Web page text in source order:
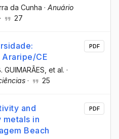
da Cunha · Anuário
· 27
CE
GUIMARÃES , et al. ·
· 25
PDF
and
in
Beach
PDF